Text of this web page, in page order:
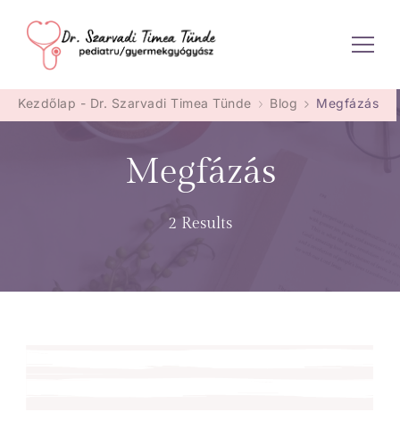
Dr. Szarvadi Timea Tünde
Kezdőlap - Dr. Szarvadi Timea Tünde Blog Megfázás
Megfázás
2 Results